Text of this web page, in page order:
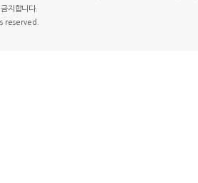
지합니다.
reserved.